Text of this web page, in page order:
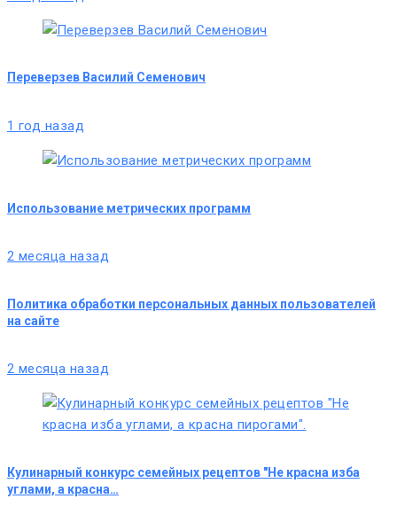
Переверзев Василий Семенович
1 год назад
Использование метрических программ
2 месяца назад
Политика обработки персональных данных пользователей
на сайте
2 месяца назад
Кулинарный конкурс семейных рецептов "Не красна изба
углами, а красна…